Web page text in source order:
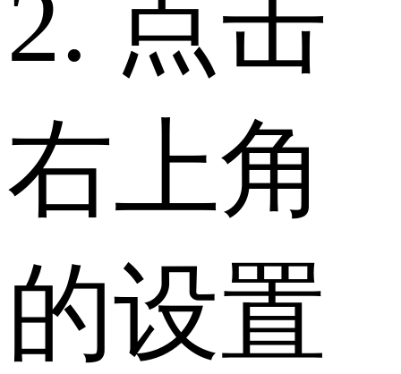
2. 点击
右上角
的设置